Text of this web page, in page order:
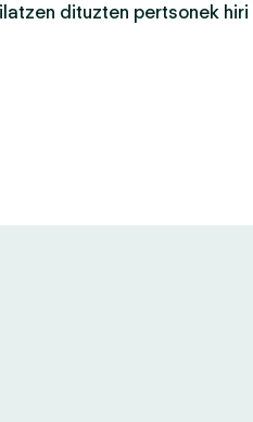
dituzten pertsonek